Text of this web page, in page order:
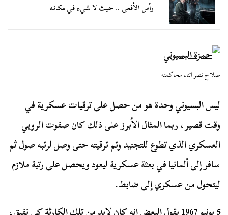
رأس الأفعى .. حيث لا شيء في مكانه
صلاح نصر اثناء محاكمته
ليس البسيوني وحدة هو من حصل على ترقيات عسكرية في
وقت قصير، ربما المثال الأبرز على ذلك كان صفوت الروبي
العسكري الذي تطوع للتجنيد وتم ترقيته حتى وصل لرتبه صول ثم
سافر إلى ألمانيا في بعثة عسكرية ليعود ويحصل على رتبة ملازم
ليتحول من عسكري إلى ضابط.